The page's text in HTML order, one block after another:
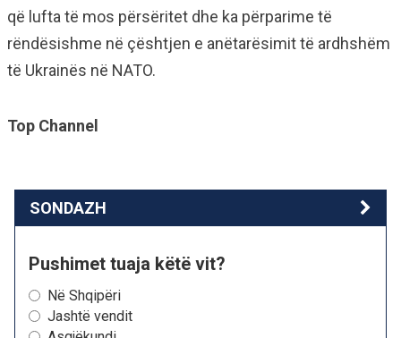
që lufta të mos përsëritet dhe ka përparime të
rëndësishme në çështjen e anëtarësimit të ardhshëm
të Ukrainës në NATO.
Top Channel
SONDAZH
Pushimet tuaja këtë vit?
Në Shqipëri
Jashtë vendit